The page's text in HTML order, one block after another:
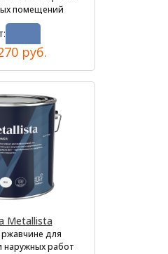
помещений
руб.
Metallista
ржавчине для
наружных работ